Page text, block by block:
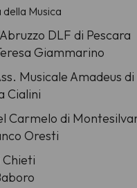
Musica
DLF di Pescara
Giammarino
Musicale Amadeus di
Cialini
Carmelo di
Oresti